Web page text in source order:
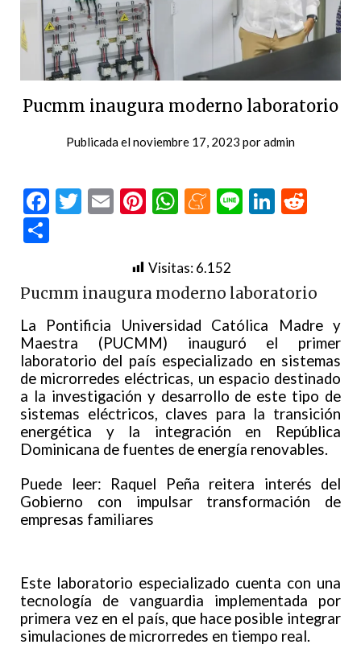
Pucmm inaugura moderno laboratorio
Publicada elnoviembre 17, 2023 poradmin
Facebook
Twitter
EmailPinterest
WhatsApp
Meneame
Line
Visitas:6.152
Pucmm inaugura moderno laboratorio
La Pontificia Universidad Católica Madre y
Maestra (PUCMM) inauguró el primer
laboratorio del país especializado en sistemas
de microrredes eléctricas, un espacio destinado
a la investigación y desarrollo de este tipo de
sistemas eléctricos, claves para la transición
energética y la integración en República
Dominicana de fuentes de energía renovables.
Puede leer: Raquel Peña reitera interés del
Gobierno con impulsar transformación de
empresas familiares
Este laboratorio especializado cuenta con una
tecnología de vanguardia implementada por
primera vez en el país, que hace posible integrar
simulaciones de microrredes en tiempo real.